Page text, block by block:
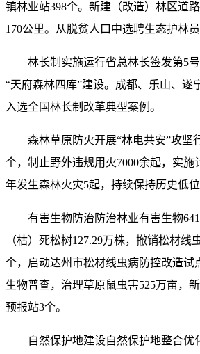
镇林业站398个。新建（改造）林区道
170公里。从脱贫人口中选聘生态护林员
林长制实施运行省总林长签发第5
“天府森林四库”建设。成都、乐山、遂
入选全国林长制改革典型案例。
森林草原防火开展“林电共安”攻坚
个，制止野外违规用火7000余起，实施
年发生森林火灾5起，持续保持历史低位
有害生物防治防治林业有害生物
（枯）死松树127.29万株，撤销松材线
个，启动达州市松材线虫病防控改造试
生物普查，治理草原鼠虫害525万亩，
预报站3个。
自然保护地建设自然保护地整合优